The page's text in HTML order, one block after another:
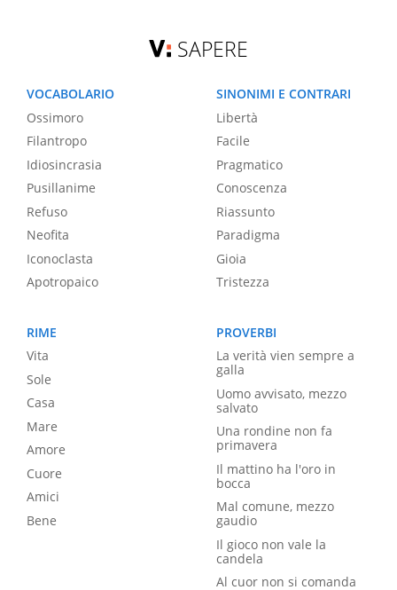
SAPERE
VOCABOLARIO
Ossimoro
Filantropo
Idiosincrasia
Pusillanime
Refuso
Neofita
Iconoclasta
Apotropaico
SINONIMI E CONTRARI
Libertà
Facile
Pragmatico
Conoscenza
Riassunto
Paradigma
Gioia
Tristezza
RIME
Vita
Sole
Casa
Mare
Amore
Cuore
Amici
Bene
PROVERBI
La verità vien sempre a
galla
Uomo avvisato, mezzo
salvato
Una rondine non fa
primavera
Il mattino ha l'oro in
bocca
Mal comune, mezzo
gaudio
Il gioco non vale la
candela
Al cuor non si comanda